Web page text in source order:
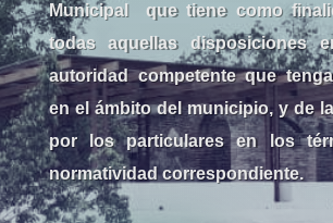
Municipal que tiene como
todas aquellas disposiciones
autoridad competente que
en el ámbito del municipio, y de
por los particulares en los
normatividad correspondiente.